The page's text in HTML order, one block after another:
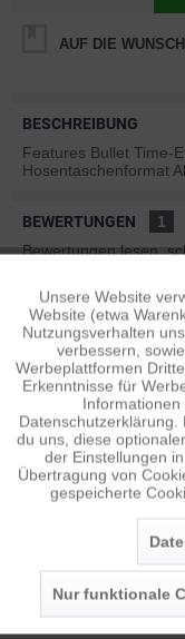
AUF DIE
BESCHREIBUNG
Features Bullet Time-
Hosentaschenformat
BEWERTUNGEN
1
Bewertungen lesen,
ÄHNLICHE ARTIKEL
Diese Artikel sind dem
Persönliche
Funktionale
Tracking
Personalisierung
Service
Unsere Website
Website (etwa
Nutzungsverhalten
verbessern,
Werbeplattformen
Erkenntnisse für
Datenschutzerklärung.
du uns, diese
der Einstellungen
Übertragung von
gespeicherte
Nur funktionale